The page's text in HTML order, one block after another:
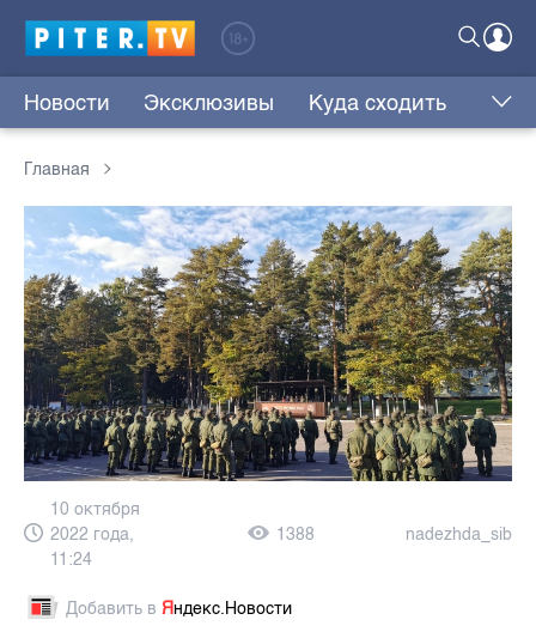
Новости Эксклюзивы Куда сходить
Главная
10 октября
2022 года,
11:24
1388 nadezhda_sib
Добавить в Яндекс.Новости